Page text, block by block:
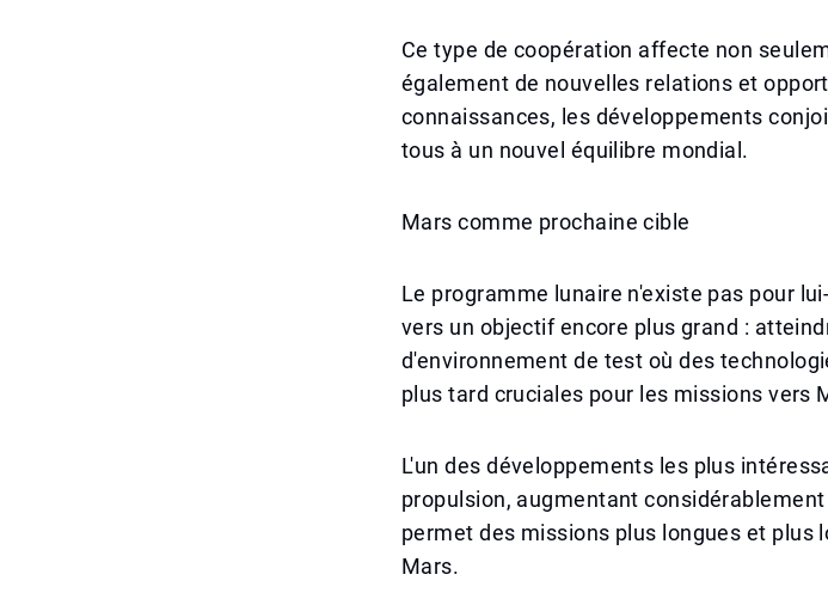
Ce type de coopération affecte non
également de nouvelles relations et
connaissances, les développements
tous à un nouvel équilibre mondial.
Mars comme prochaine cible
Le programme lunaire n'existe pas pour
vers un objectif encore plus grand :
d'environnement de test où des
plus tard cruciales pour les missions vers
L'un des développements les plus
propulsion, augmentant
permet des missions plus longues et
Mars.